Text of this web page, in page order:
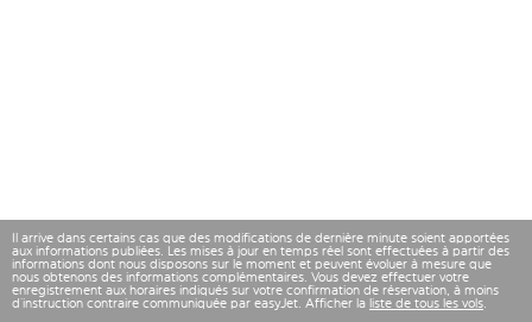
Il arrive dans certains cas que des modifications de dernière minute soient apportées
aux informations publiées. Les mises à jour en temps réel sont effectuées à partir des
informations dont nous disposons sur le moment et peuvent évoluer à mesure que
nous obtenons des informations complémentaires. Vous devez effectuer votre
enregistrement aux horaires indiqués sur votre confirmation de réservation, à moins
d’instruction contraire communiquée par easyJet. Afficher la liste de tous les vols.